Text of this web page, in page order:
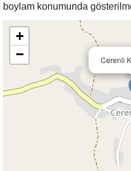
boylam konumunda
Cerenli
+
−